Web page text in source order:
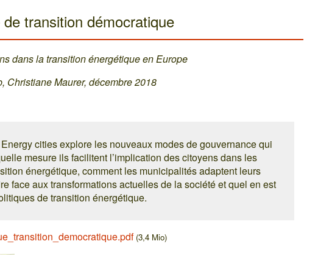
de transition démocratique
dans la transition énergétique en Europe
Christiane Maurer, décembre 2018
cities explore les nouveaux modes de gouvernance qui
mesure ils facilitent l’implication des citoyens dans les
énergétique, comment les municipalités adaptent leurs
face aux transformations actuelles de la société et quel en est
de transition énergétique.
(3,4 Mio)